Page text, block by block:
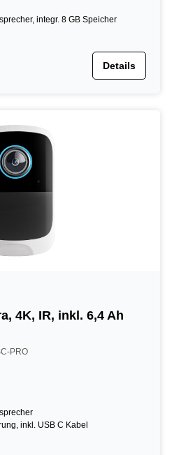
integr. 8 GB Speicher
Details
4K, IR, inkl. 6,4 Ah
PRO
inkl. USB C Kabel